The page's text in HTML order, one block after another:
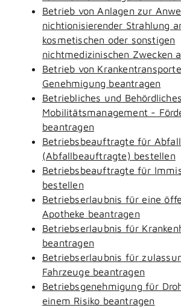
Betrieb von Anlagen zur
nichtionisierender Strahlung
kosmetischen oder sonstigen
nichtmedizinischen Zwecken
Betrieb von
Genehmigung beantragen
Betriebliches und Behördliches
Mobilitätsmanagement -
beantragen
Betriebsbeauftragte für Abfall
(Abfallbeauftragte) bestellen
Betriebsbeauftragte für
bestellen
Betriebserlaubnis für eine
Apotheke beantragen
Betriebserlaubnis für
beantragen
Betriebserlaubnis für
Fahrzeuge beantragen
Betriebsgenehmigung für
einem Risiko beantragen